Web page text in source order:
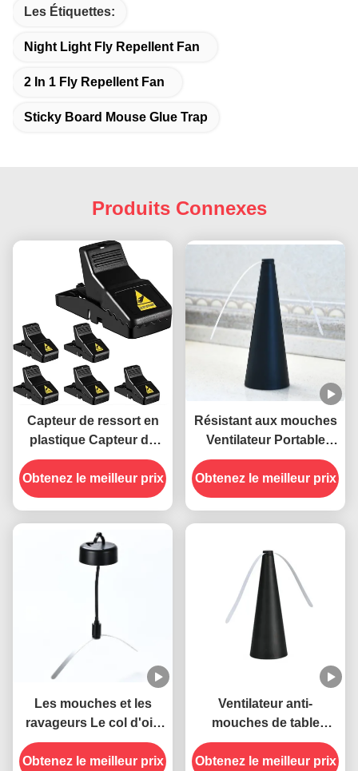
Les Étiquettes:
Night Light Fly Repellent Fan
2 In 1 Fly Repellent Fan
Sticky Board Mouse Glue Trap
Produits Connexes
Capteur de ressort en
plastique Capteur de
souris en plastique
Capteur de rats
Obtenez le meilleur prix
Résistant aux mouches
Ventilateur Portable
Table Tenir les mouches
à l' écart avec des lames
douces Matériau en
Obtenez le meilleur prix
Les mouches et les
ravageurs Le col d'oie
souple, le câble USB,
les pièges à mouches
Obtenez le meilleur prix
Ventilateur anti-
mouches de table
portable à lames
douces pour éloigner
Obtenez le meilleur prix